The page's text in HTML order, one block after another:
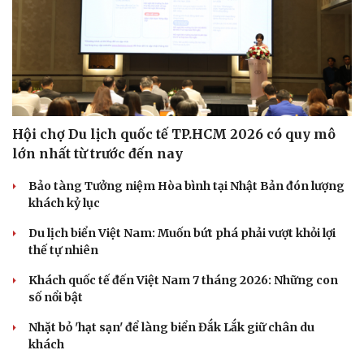
Hội chợ Du lịch quốc tế TP.HCM 2026 có quy mô
lớn nhất từ trước đến nay
Bảo tàng Tưởng niệm Hòa bình tại Nhật Bản đón lượng
khách kỷ lục
Du lịch biển Việt Nam: Muốn bứt phá phải vượt khỏi lợi
thế tự nhiên
Khách quốc tế đến Việt Nam 7 tháng 2026: Những con
số nổi bật
Nhặt bỏ 'hạt sạn' để làng biển Đắk Lắk giữ chân du
khách